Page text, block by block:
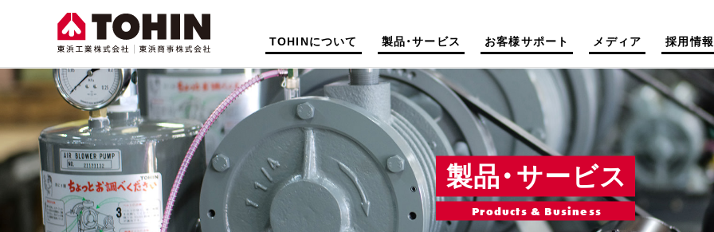
TOHINについて 製品・サービス お客様サポート メディア 採用情報
製品・サービス
Products & Business